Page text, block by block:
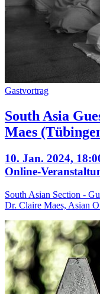
Gastvortrag
South Asia
Maes
10. Jan. 2024,
Online-
South Asian Section -
Dr. Claire Maes, Asian